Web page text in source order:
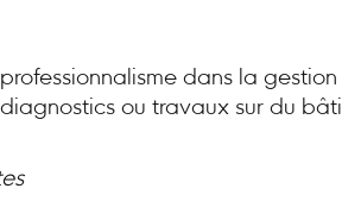
dans la gestion
ou travaux sur du bâti